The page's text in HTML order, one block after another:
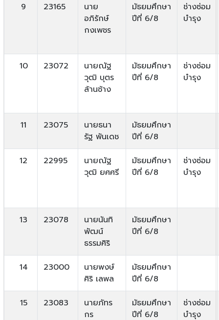
9 23165
นาย
อภิรักษ์
กงเพชร
มัธยมศึกษา
ปีที่ 6/8
ช่างซ่อม
บำรุง
10 23072
นายณัฐ
วุฒิ บุตร
ล้านช้าง
มัธยมศึกษา
ปีที่ 6/8
ช่างซ่อม
บำรุง
11 23075
นายธนา
รัฐ พันเดช
มัธยมศึกษา
ปีที่ 6/8
12 22995
นายณัฐ
วุฒิ ยศศรี
มัธยมศึกษา
ปีที่ 6/8
ช่างซ่อม
บำรุง
13 23078
นายนันทิ
พัฒน์
ธรรมศิริ
มัธยมศึกษา
ปีที่ 6/8
14 23000
นายพงษ์
ศิริ เลพล
มัธยมศึกษา
ปีที่ 6/8
15 23083
นายภัทร
กร
มัธยมศึกษา
ปีที่ 6/8
ช่างซ่อม
บำรุง